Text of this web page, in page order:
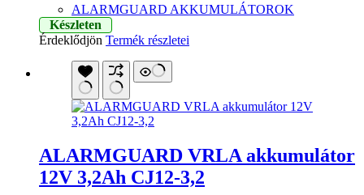
ALARMGUARD AKKUMULÁTOROK
Készleten
Érdeklődjön Termék részletei
ALARMGUARD VRLA akkumulátor
12V 3,2Ah CJ12-3,2